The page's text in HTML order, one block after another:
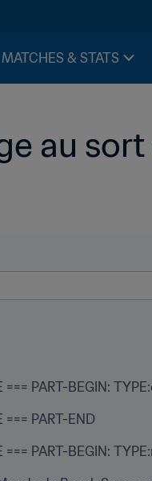
MATCHES & STATS
au
=== PART-BEGIN:
=== PART-END
=== PART-BEGIN: